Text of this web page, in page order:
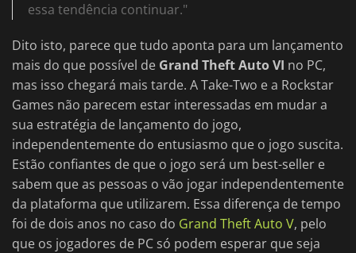
essa tendência continuar."
Dito isto, parece que tudo aponta para um lançamento
mais do que possível de Grand Theft Auto VI no PC,
mas isso chegará mais tarde. A Take-Two e a Rockstar
Games não parecem estar interessadas em mudar a
sua estratégia de lançamento do jogo,
independentemente do entusiasmo que o jogo suscita.
Estão confiantes de que o jogo será um best-seller e
sabem que as pessoas o vão jogar independentemente
da plataforma que utilizarem. Essa diferença de tempo
foi de dois anos no caso do Grand Theft Auto V, pelo
que os jogadores de PC só podem esperar que seja